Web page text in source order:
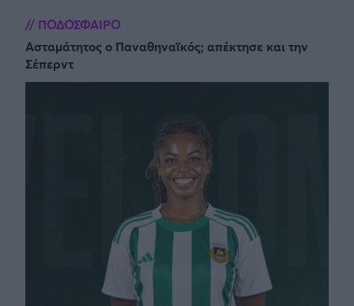
ΠΟΔΟΣΦΑΙΡΟ
Ασταμάτητος ο Παναθηναϊκός; απέκτησε και την
Σέπερντ